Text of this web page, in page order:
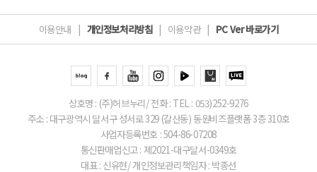
이용안내 | 개인정보처리방침 | 이용약관 | PC Ver 바로가기
상호명 : (주)허브누리/ 전화 : TEL : 053)252-9276
주소 : 대구광역시 달서구 성서로 329 (갈산동) 동원비즈플랫폼 3층 310호
사업자등록번호 : 504-86-07208
통신판매업신고 : 제2021-대구달서-0349호
대표 : 신유현/ 개인정보관리책임자 : 박종선